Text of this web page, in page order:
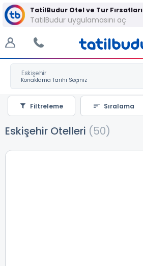
TatilBudur Otel ve Tur Fırsatları
TatilBudur uygulamasını aç
Eskişehir
Sıralama
Filtreleme
Eskişehir Otelleri (50)